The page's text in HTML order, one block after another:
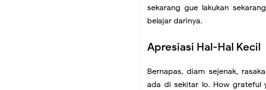
sekarang gue lakukan
belajar darinya.
Apresiasi Hal-Hal Kecil
Bernapas, diam sejenak,
ada di sekitar lo. How grateful